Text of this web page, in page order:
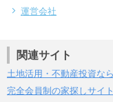
運営会社
関連サイト
土地活用・不動産投資な
完全会員制の家探しサイ